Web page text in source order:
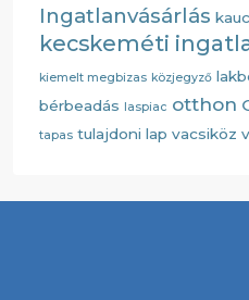
Ingatlanvásárlás
kecskeméti
kiemelt megbizas közjegyző
bérbeadás
laspiac otthon
tapas tulajdoni lap vacsiköz